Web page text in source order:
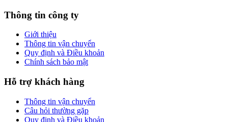
Thông tin công ty
Giới thiệu
Thông tin vận chuyển
Quy định và Điều khoản
Chính sách bảo mật
Hỗ trợ khách hàng
Thông tin vận chuyển
Câu hỏi thường gặp
Quy định và Điều khoản